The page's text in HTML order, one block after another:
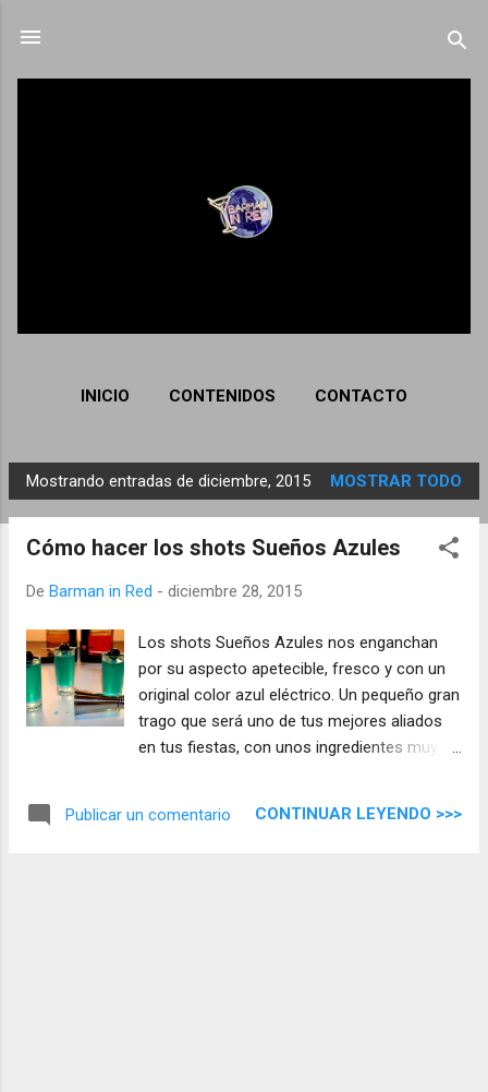
INICIO CONTENIDOS CONTACTO
E
n
Mostrando entradas de diciembre, 2015 MOSTRAR TODO
Cómo hacer los shots Sueños Azules
De Barman in Red - diciembre 28, 2015
Los shots Sueños Azules nos enganchan
por su aspecto apetecible, fresco y con un
original color azul eléctrico. Un pequeño gran
trago que será uno de tus mejores aliados
en tus fiestas, con unos ingredientes muy
Publicar un comentario CONTINUAR LEYENDO >>>